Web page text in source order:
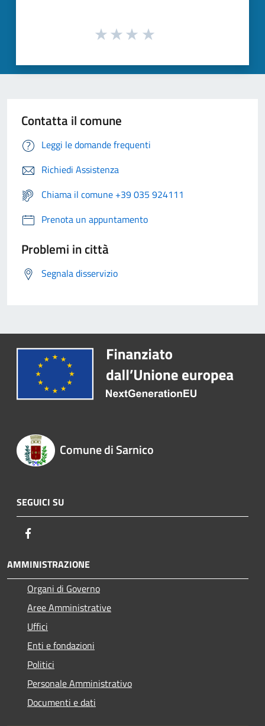
Contatta il comune
Leggi le domande frequenti
Richiedi Assistenza
Chiama il comune +39 035 924111
Prenota un appuntamento
Problemi in città
Segnala disservizio
Comune di Sarnico
SEGUICI SU
AMMINISTRAZIONE
Organi di Governo
Aree Amministrative
Uffici
Enti e fondazioni
Politici
Personale Amministrativo
Documenti e dati